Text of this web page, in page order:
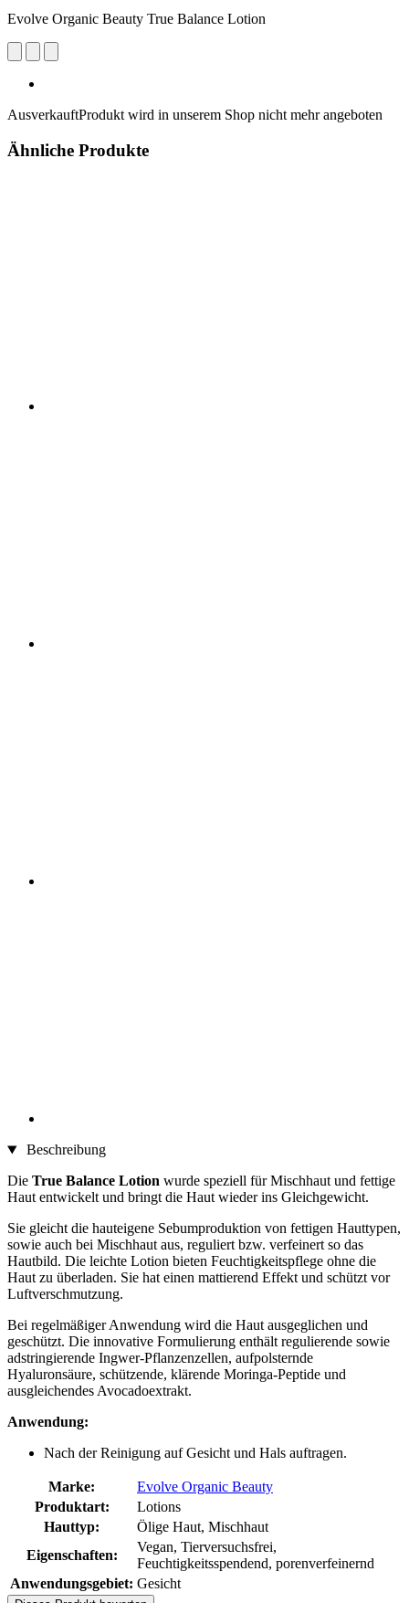
Evolve Organic Beauty True Balance Lotion
AusverkauftProdukt wird in unserem Shop nicht mehr angeboten
Ähnliche Produkte
Beschreibung
Die True Balance Lotion wurde speziell für Mischhaut und fettige
Haut entwickelt und bringt die Haut wieder ins Gleichgewicht.
Sie gleicht die hauteigene Sebumproduktion von fettigen Hauttypen,
sowie auch bei Mischhaut aus, reguliert bzw. verfeinert so das
Hautbild. Die leichte Lotion bieten Feuchtigkeitspflege ohne die
Haut zu überladen. Sie hat einen mattierend Effekt und schützt vor
Luftverschmutzung.
Bei regelmäßiger Anwendung wird die Haut ausgeglichen und
geschützt. Die innovative Formulierung enthält regulierende sowie
adstringierende Ingwer-Pflanzenzellen, aufpolsternde
Hyaluronsäure, schützende, klärende Moringa-Peptide und
ausgleichendes Avocadoextrakt.
Anwendung:
Nach der Reinigung auf Gesicht und Hals auftragen.
Marke:
Evolve Organic Beauty
Produktart:
Lotions
Hauttyp:
Ölige Haut, Mischhaut
Eigenschaften:
Vegan, Tierversuchsfrei,
Feuchtigkeitsspendend, porenverfeinernd
Anwendungsgebiet: Gesicht